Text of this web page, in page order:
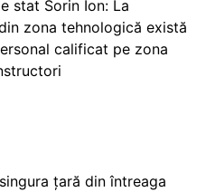
stat Sorin Ion: La
zona tehnologică există
calificat pe zona
țară din întreaga